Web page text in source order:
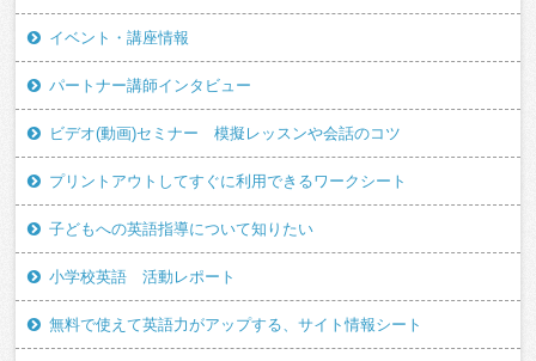
イベント・講座情報
パートナー講師インタビュー
ビデオ(動画)セミナー 模擬レッスンや会話のコツ
プリントアウトしてすぐに利用できるワークシート
子どもへの英語指導について知りたい
小学校英語 活動レポート
無料で使えて英語力がアップする、サイト情報シート